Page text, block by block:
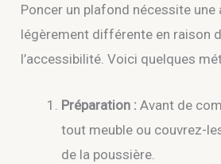
Poncer un plafond nécessite une
légèrement différente en raison
l’accessibilité. Voici quelques
Préparation : Avant de
tout meuble ou couvrez-
de la poussière.